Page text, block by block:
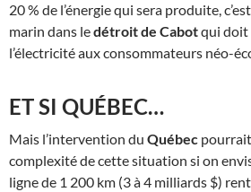
20 % de l’énergie qui sera produite,
marin dans ledétroit de Cabotqui doit
l’électricité aux consommateurs néo-
ET SI QUÉBEC…
Mais l’intervention du Québec
complexité de cette situation si on
ligne de 1 200 km (3 à 4 milliards $)